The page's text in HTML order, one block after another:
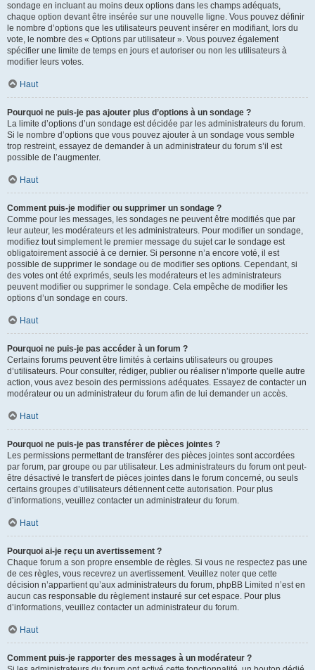
sondage en incluant au moins deux options dans les champs adéquats,
chaque option devant être insérée sur une nouvelle ligne. Vous pouvez définir
le nombre d’options que les utilisateurs peuvent insérer en modifiant, lors du
vote, le nombre des « Options par utilisateur ». Vous pouvez également
spécifier une limite de temps en jours et autoriser ou non les utilisateurs à
modifier leurs votes.
Haut
Pourquoi ne puis-je pas ajouter plus d’options à un sondage ?
La limite d’options d’un sondage est décidée par les administrateurs du forum.
Si le nombre d’options que vous pouvez ajouter à un sondage vous semble
trop restreint, essayez de demander à un administrateur du forum s’il est
possible de l’augmenter.
Haut
Comment puis-je modifier ou supprimer un sondage ?
Comme pour les messages, les sondages ne peuvent être modifiés que par
leur auteur, les modérateurs et les administrateurs. Pour modifier un sondage,
modifiez tout simplement le premier message du sujet car le sondage est
obligatoirement associé à ce dernier. Si personne n’a encore voté, il est
possible de supprimer le sondage ou de modifier ses options. Cependant, si
des votes ont été exprimés, seuls les modérateurs et les administrateurs
peuvent modifier ou supprimer le sondage. Cela empêche de modifier les
options d’un sondage en cours.
Haut
Pourquoi ne puis-je pas accéder à un forum ?
Certains forums peuvent être limités à certains utilisateurs ou groupes
d’utilisateurs. Pour consulter, rédiger, publier ou réaliser n’importe quelle autre
action, vous avez besoin des permissions adéquates. Essayez de contacter un
modérateur ou un administrateur du forum afin de lui demander un accès.
Haut
Pourquoi ne puis-je pas transférer de pièces jointes ?
Les permissions permettant de transférer des pièces jointes sont accordées
par forum, par groupe ou par utilisateur. Les administrateurs du forum ont peut-
être désactivé le transfert de pièces jointes dans le forum concerné, ou seuls
certains groupes d’utilisateurs détiennent cette autorisation. Pour plus
d’informations, veuillez contacter un administrateur du forum.
Haut
Pourquoi ai-je reçu un avertissement ?
Chaque forum a son propre ensemble de règles. Si vous ne respectez pas une
de ces règles, vous recevrez un avertissement. Veuillez noter que cette
décision n’appartient qu’aux administrateurs du forum, phpBB Limited n’est en
aucun cas responsable du règlement instauré sur cet espace. Pour plus
d’informations, veuillez contacter un administrateur du forum.
Haut
Comment puis-je rapporter des messages à un modérateur ?